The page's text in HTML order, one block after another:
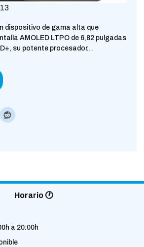
dispositivo de gama alta que
AMOLED LTPO de 6,82 pulgadas
su potente procesador…
Horario 🕐
a 20:00h